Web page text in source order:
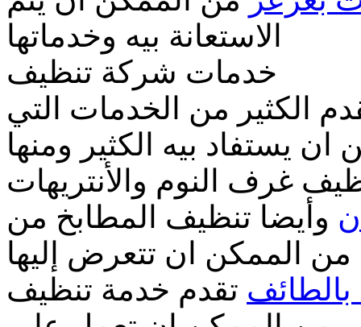
الاستعانة بيه وخدماتها
خدمات شركة تنظيف
الكثير من الخدمات التي
يستفاد بيه الكثير ومنها
غرف النوم والأنتريهات
وأيضا تنظيف المطابخ من
من الممكن ان تتعرض إليها
تقدم خدمة تنظيف